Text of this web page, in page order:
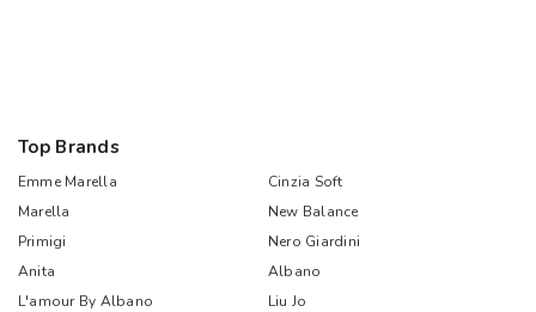
Top Brands
Emme Marella
Cinzia Soft
Marella
New Balance
Primigi
Nero Giardini
Anita
Albano
L'amour By Albano
Liu Jo